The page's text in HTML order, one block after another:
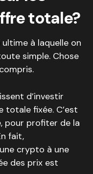
totale?
à laquelle on
simple. Chose
d’investir
totale fixée. C’est
pour profiter de la
fait,
crypto à une
des prix est